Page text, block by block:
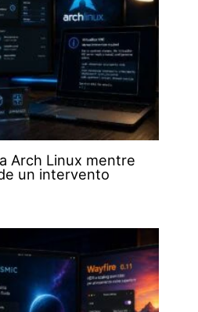
Arch Linux mentre
un intervento